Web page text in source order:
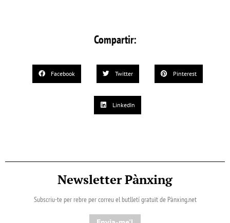
Compartir:
Facebook Twitter Pinterest
LinkedIn
Newsletter Pànxing
Subscriu-te per rebre per correu el butlletí gratuït de Pànxing.net​